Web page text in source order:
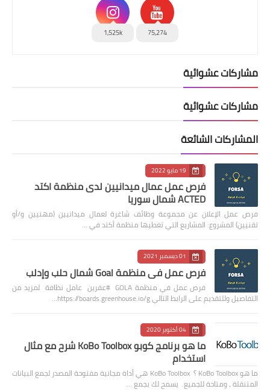
75,274
1,525k
مشاركات عشوائية
مشاركات عشوائية
المشاركات الشائعة
19 مايو 2022
فرص عمل عمال ميدانيين لدى منظمة اكتد
ACTED شمال سوريا
فرص عمل الإعلان عن مجموعة وظائف شاغرة لعمال ميدانيين (مهنيين و/أو
تقنيين) المشروع: المشاريع التي تغطيها منظمة أكتد في …
01 ديسمبر 2021
فرص عمل في منظمة Goal شمال حلب وإدلب
فرص عمل في منظمة GOLA #عفرين عامل نظافة لمزيد من
التفاصيل وللتقديم على الرابط التالي https://boards.greenhouse.io/g…
04 أكتوبر 2020
ما هو برنامج كوبو KoBo Toolbox شرح مع مثال
استخدام
ما هو KoBo Toolbox ؟ KoBo Toolbox هي أداة مجانية مفتوحة المصدر لجمع البيانات
المتنقلة ، ومتاحة للجميع. يسمح لك بجمع …